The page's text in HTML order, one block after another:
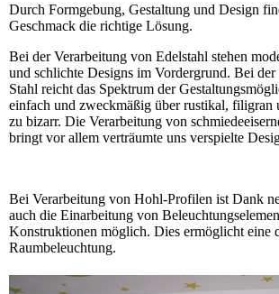
Durch Formgebung, Gestaltung und Design
Geschmack die richtige Lösung.
Bei der Verarbeitung von Edelstahl stehen
und schlichte Designs im Vordergrund. Bei
Stahl reicht das Spektrum der
einfach und zweckmäßig über rustikal, filigran
zu bizarr. Die Verarbeitung von
bringt vor allem verträumte uns verspielte
Bei Verarbeitung von Hohl-Profilen ist Dank
auch die Einarbeitung von
Konstruktionen möglich. Dies ermöglicht eine
Raumbeleuchtung.